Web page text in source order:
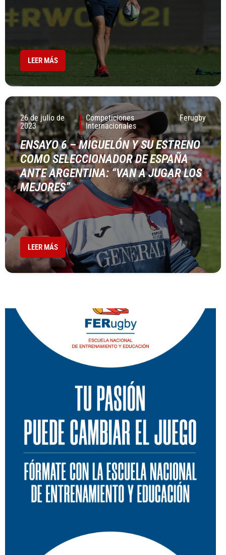
LEER MÁS
26 de julio de
2023
Competiciones
Internacionales
Ferugby
ENSAYO 6 – MIGUELÓN Y SU ESTRENO
COMO SELECCIONADOR DE ESPAÑA
ANTE ARGENTINA: “VAN A JUGAR LOS
MEJORES”
LEER MÁS